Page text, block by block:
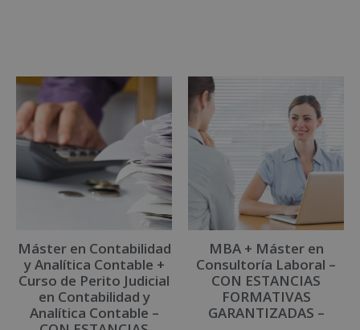
Máster en Contabilidad
y Analítica Contable +
Curso de Perito Judicial
en Contabilidad y
Analítica Contable –
MBA + Máster en
Consultoría Laboral –
CON ESTANCIAS
FORMATIVAS
GARANTIZADAS –